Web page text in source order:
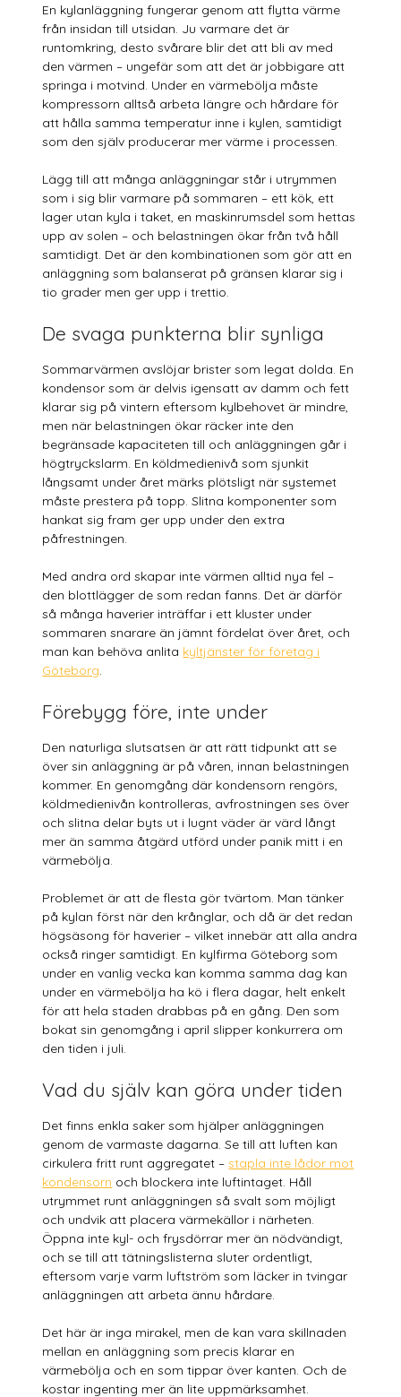
En kylanläggning fungerar genom att flytta värme
från insidan till utsidan. Ju varmare det är
runtomkring, desto svårare blir det att bli av med
den värmen – ungefär som att det är jobbigare att
springa i motvind. Under en värmebölja måste
kompressorn alltså arbeta längre och hårdare för
att hålla samma temperatur inne i kylen, samtidigt
som den själv producerar mer värme i processen.
Lägg till att många anläggningar står i utrymmen
som i sig blir varmare på sommaren – ett kök, ett
lager utan kyla i taket, en maskinrumsdel som hettas
upp av solen – och belastningen ökar från två håll
samtidigt. Det är den kombinationen som gör att en
anläggning som balanserat på gränsen klarar sig i
tio grader men ger upp i trettio.
De svaga punkterna blir synliga
Sommarvärmen avslöjar brister som legat dolda. En
kondensor som är delvis igensatt av damm och fett
klarar sig på vintern eftersom kylbehovet är mindre,
men när belastningen ökar räcker inte den
begränsade kapaciteten till och anläggningen går i
högtryckslarm. En köldmedienivå som sjunkit
långsamt under året märks plötsligt när systemet
måste prestera på topp. Slitna komponenter som
hankat sig fram ger upp under den extra
påfrestningen.
Med andra ord skapar inte värmen alltid nya fel –
den blottlägger de som redan fanns. Det är därför
så många haverier inträffar i ett kluster under
sommaren snarare än jämnt fördelat över året, och
man kan behöva anlita kyltjänster för företag i
Göteborg
Förebygg före, inte under
Den naturliga slutsatsen är att rätt tidpunkt att se
över sin anläggning är på våren, innan belastningen
kommer. En genomgång där kondensorn rengörs,
köldmedienivån kontrolleras, avfrostningen ses över
och slitna delar byts ut i lugnt väder är värd långt
mer än samma åtgärd utförd under panik mitt i en
värmebölja.
Problemet är att de flesta gör tvärtom. Man tänker
på kylan först när den krånglar, och då är det redan
högsäsong för haverier – vilket innebär att alla andra
också ringer samtidigt. En kylfirma Göteborg som
under en vanlig vecka kan komma samma dag kan
under en värmebölja ha kö i flera dagar, helt enkelt
för att hela staden drabbas på en gång. Den som
bokat sin genomgång i april slipper konkurrera om
den tiden i juli.
Vad du själv kan göra under tiden
Det finns enkla saker som hjälper anläggningen
genom de varmaste dagarna. Se till att luften kan
cirkulera fritt runt aggregatet –stapla inte lådor mot
kondensorn och blockera inte luftintaget. Håll
utrymmet runt anläggningen så svalt som möjligt
och undvik att placera värmekällor i närheten.
Öppna inte kyl- och frysdörrar mer än nödvändigt,
och se till att tätningslisterna sluter ordentligt,
eftersom varje varm luftström som läcker in tvingar
anläggningen att arbeta ännu hårdare.
Det här är inga mirakel, men de kan vara skillnaden
mellan en anläggning som precis klarar en
värmebölja och en som tippar över kanten. Och de
kostar ingenting mer än lite uppmärksamhet.